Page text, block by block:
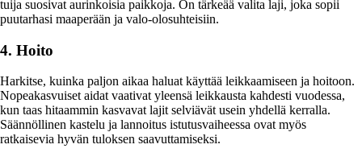
tuija suosivat aurinkoisia paikkoja. On tärkeää valita laji, joka sopii
puutarhasi maaperään ja valo-olosuhteisiin.
4. Hoito
Harkitse, kuinka paljon aikaa haluat käyttää leikkaamiseen ja hoitoon.
Nopea­kasvuiset aidat vaativat yleensä leikkausta kahdesti vuodessa,
kun taas hitaammin kasvavat lajit selviävät usein yhdellä kerralla.
Säännöllinen kastelu ja lannoitus istutusvaiheessa ovat myös
ratkaisevia hyvän tuloksen saavuttamiseksi.